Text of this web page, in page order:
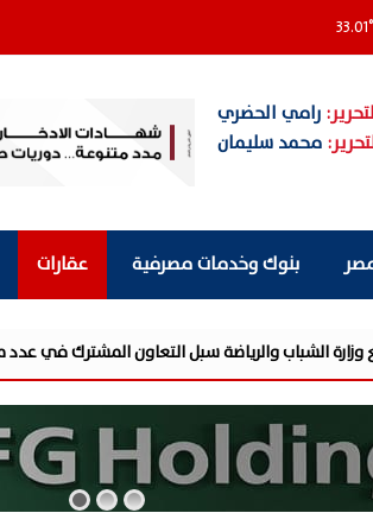
°
33.01
رامي الحضري
محمد سليمان
بنوك وخدمات مصرفية عقارات